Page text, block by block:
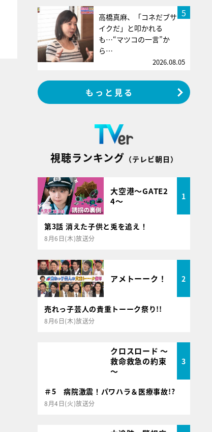
5
高橋真麻、「コネだブサ
イクだ」と叩かれる
も…“マツコの一言”か
ら…
2026.08.05
もっと見る
視聴ランキング （テレビ朝日）
大空港～GATE2
4～
1
第3話 消えた子供と兎を追え！
8月6日(木)放送分
アメトーーク！ 2
売れっ子芸人の貴重トーーク祭り!!
8月6日(木)放送分
クロスロード ～
救命救急の約束
～
3
＃5 病院激震！パワハラ＆医療事故!?
8月4日(火)放送分